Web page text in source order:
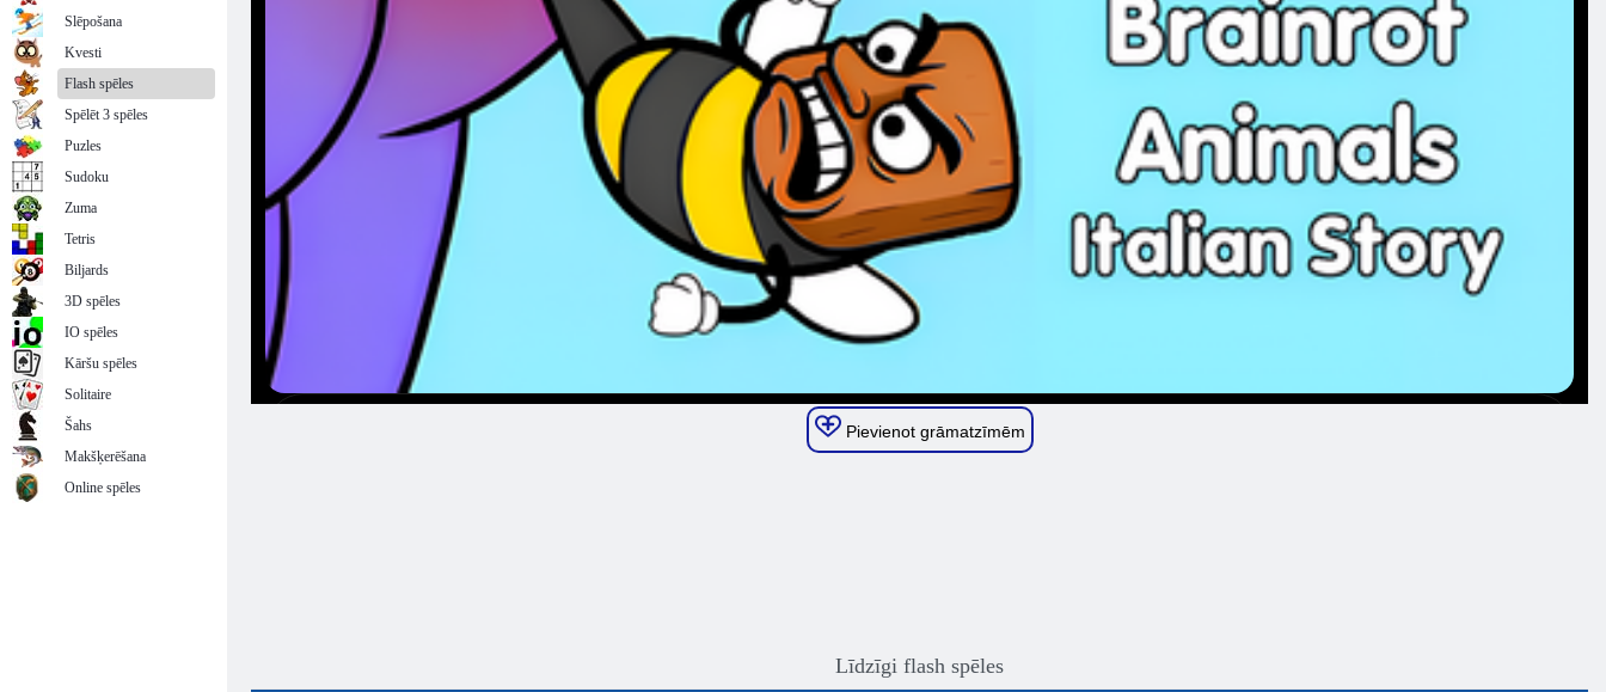
Pievienot grāmatzīmēm
Līdzīgi flash spēles
Slēpošana
Kvesti
Flash spēles
Spēlēt 3 spēles
Puzles
Sudoku
Zuma
Tetris
Biljards
3D spēles
IO spēles
Kāršu spēles
Solitaire
Šahs
Makšķerēšana
Online spēles